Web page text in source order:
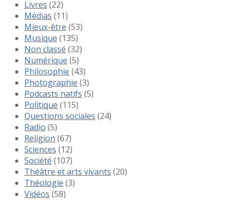
Livres (22)
Médias (11)
Mieux-être (53)
Musique (135)
Non classé (32)
Numérique (5)
Philosophie (43)
Photographie (3)
Podcasts natifs (5)
Politique (115)
Questions sociales (24)
Radio (5)
Religion (67)
Sciences (12)
Société (107)
Théâtre et arts vivants (20)
Théologie (3)
Vidéos (58)